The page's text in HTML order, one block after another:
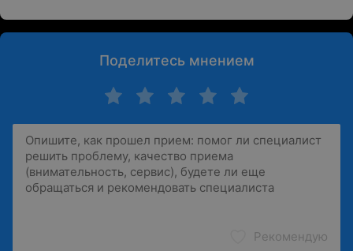
Поделитесь мнением
Рекомендую